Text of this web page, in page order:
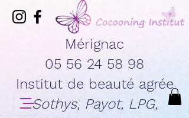
Mérignac
05 56 24 58 98
Institut de beauté agrée
Sothys, Payot, LPG,